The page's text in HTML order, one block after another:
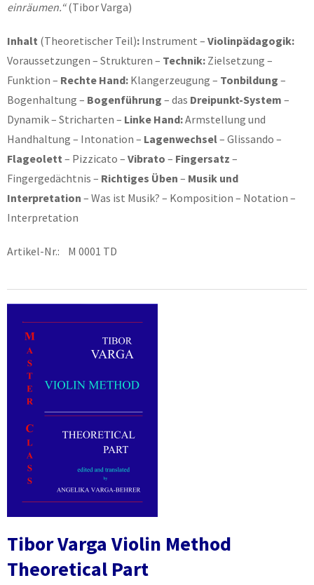
einräumen.“(Tibor Varga)
Inhalt (Theoretischer Teil): Instrument – Violinpädagogik:
Voraussetzungen – Strukturen – Technik: Zielsetzung –
Funktion – Rechte Hand: Klangerzeugung – Tonbildung –
Bogenhaltung – Bogenführung – das Dreipunkt-System –
Dynamik – Stricharten – Linke Hand:Armstellung und
Handhaltung – Intonation – Lagenwechsel– Glissando –
Flageolett – Pizzicato – Vibrato – Fingersatz –
Fingergedächtnis – Richtiges Üben – Musik und
Interpretation – Was ist Musik? – Komposition – Notation –
Interpretation
Artikel-Nr.: M 0001 TD
Tibor Varga Violin Method
Theoretical Part